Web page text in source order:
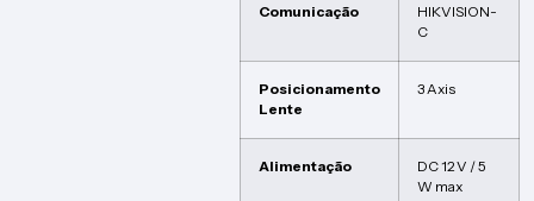
Comunicação
HIKVISION-
C
Posicionamento
Lente
3 Axis
Alimentação
DC 12 V / 5
W max